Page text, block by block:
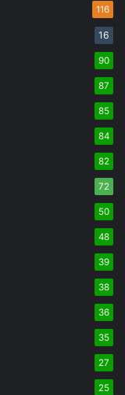
116
16
90
87
85
84
82
72
50
48
39
38
36
35
27
25